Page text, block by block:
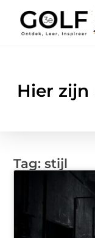
Hier
Tag: stijl